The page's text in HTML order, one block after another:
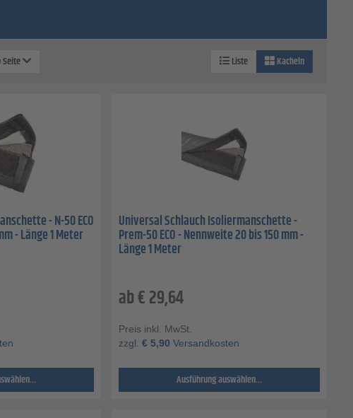
Liste Kacheln
- N-50 ECO
- Länge 1 Meter
Universal Schlauch Isoliermanschette -
Prem-50 ECO - Nennweite 20 bis 150 mm -
Länge 1 Meter
ab€29,64
Preis inkl. MwSt.
zzgl. € 5,90 Versandkosten
Ausführung auswählen...